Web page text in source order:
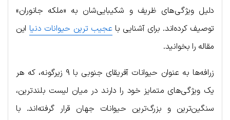
دلیل ویژگی‌های ظریف و شکیبایی‌شان به «ملکه جانوران»
توصیف کرده‌اند. برای آشنایی باعجیب ترین حیوانات دنیا این
مقاله را بخوانید.
زرافه‌ها به عنوان حیوانات آفریقای جنوبی با ۹ زیرگونه، که هر
یک ویژگی‌های متمایز خود را دارند در میان لیست بلندترین،
سنگین‌ترین و بزرگ‌ترین حیوانات جهان قرار گرفته‌اند. با